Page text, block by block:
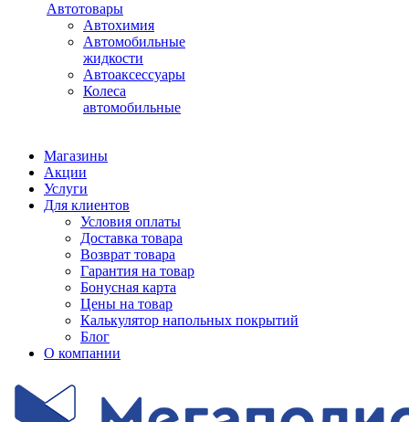
Автотовары
Автохимия
Автомобильные
жидкости
Автоаксессуары
Колеса
автомобильные
Магазины
Акции
Услуги
Для клиентов
Условия оплаты
Доставка товара
Возврат товара
Гарантия на товар
Бонусная карта
Цены на товар
Калькулятор напольных покрытий
Блог
О компании